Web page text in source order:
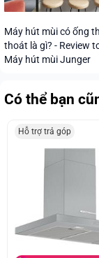
Máy hút mùi có ống
thoát là gì? - Review
Máy hút mùi Junger
Có thể bạn
Hỗ trợ trả góp